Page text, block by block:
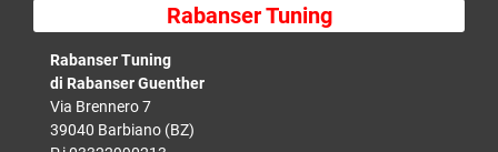
Rabanser Tuning
Rabanser Tuning
di Rabanser Guenther
Via Brennero 7
39040 Barbiano (BZ)